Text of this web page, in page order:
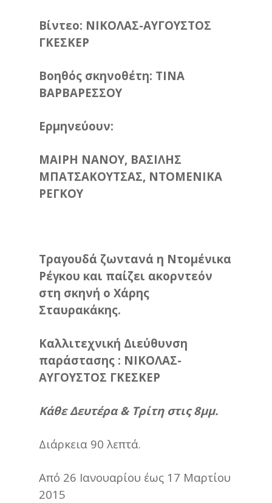
Βίντεο: ΝΙΚΟΛΑΣ-ΑΥΓΟΥΣΤΟΣ
ΓΚΕΣΚΕΡ
Βοηθός σκηνοθέτη: ΤΙΝΑ
ΒΑΡΒΑΡΕΣΣΟΥ
Ερμηνεύουν:
ΜΑΙΡΗ ΝΑΝΟΥ, ΒΑΣΙΛΗΣ
ΜΠΑΤΣΑΚΟΥΤΣΑΣ, ΝΤΟΜΕΝΙΚΑ
ΡΕΓΚΟΥ
Τραγουδά ζωντανά η Ντομένικα
Ρέγκου και παίζει ακορντεόν
στη σκηνή ο Χάρης
Σταυρακάκης.
Καλλιτεχνική Διεύθυνση
παράστασης : ΝΙΚΟΛΑΣ-
ΑΥΓΟΥΣΤΟΣ ΓΚΕΣΚΕΡ
Κάθε Δευτέρα & Τρίτη στις 8μμ.
Διάρκεια 90 λεπτά.
Από 26 Ιανουαρίου έως 17 Μαρτίου
2015